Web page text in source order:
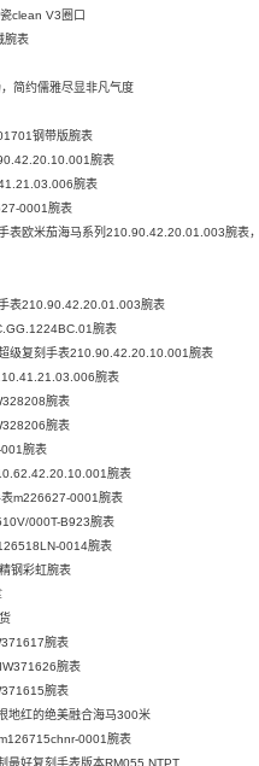
clean V3圈口
腕表
简约儒雅尽显非凡气度
钢带版腕表
腕表
腕表
0001腕表
表欧米茄海马系列210.90.42.20.01.003腕表
表210.90.42.20.01.003腕表
腕表
级复刻手表210.90.42.20.10.001腕表
腕表
腕表
腕表
腕表
腕表
m226627-0001腕表
000T-B923腕表
0014腕表
钢彩虹腕表
腕表
腕表
腕表
地红的绝美融合海马300米
0001腕表